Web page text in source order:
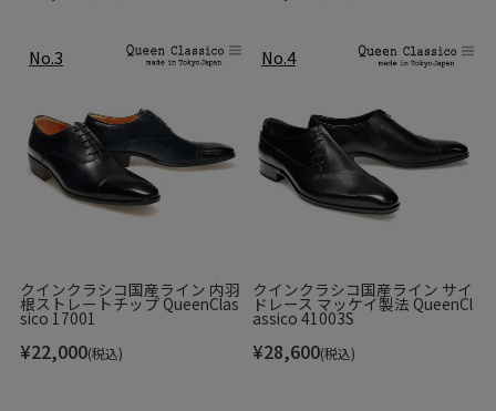
クインクラシコ国産ライン 内羽
根ストレートチップ QueenClas
sico 17001
¥22,000(税込)
クインクラシコ国産ライン サイ
ドレース マッケイ製法 QueenCl
assico 41003S
¥28,600(税込)